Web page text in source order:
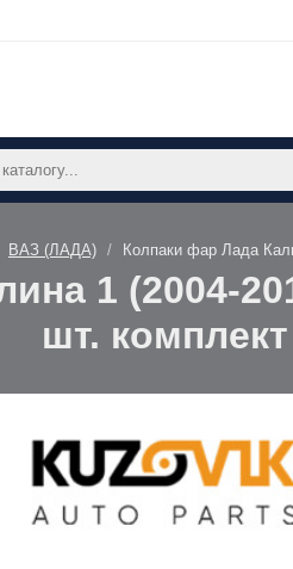
ВАЗ (ЛАДА) Колпаки фар Лада
1 (2004-
шт.